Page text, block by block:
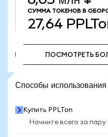
СУММА ТОКЕНОВ В
27,64
ПОСМОТРЕТЬ
Способы
Купить PPLTon
Начните всего за